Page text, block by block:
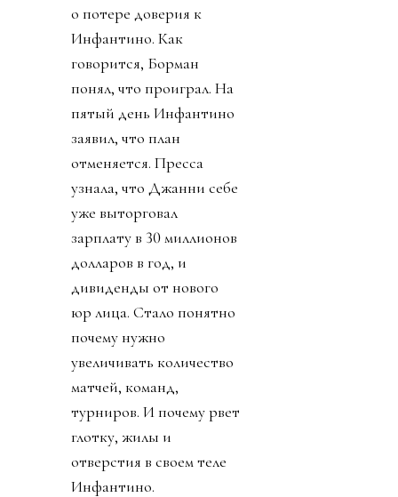
о потере доверия к
Инфантино. Как
говорится, Борман
понял, что проиграл. На
пятый день Инфантино
заявил, что план
отменяется. Пресса
узнала, что Джанни себе
уже выторговал
зарплату в 30 миллионов
долларов в год, и
дивиденды от нового
юр лица. Стало понятно
почему нужно
увеличивать количество
матчей, команд,
турниров. И почему рвет
глотку, жилы и
отверстия в своем теле
Инфантино.